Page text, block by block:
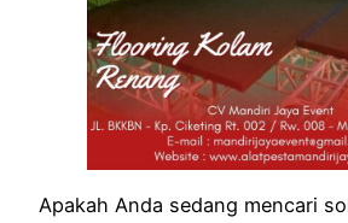
Apakah Anda sedang mencari